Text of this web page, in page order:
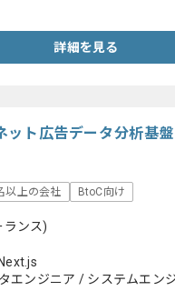
詳細を見る
ト広告データ分析基
以上の会社 BtoC向け
ランス)
エンジニア / システムエン